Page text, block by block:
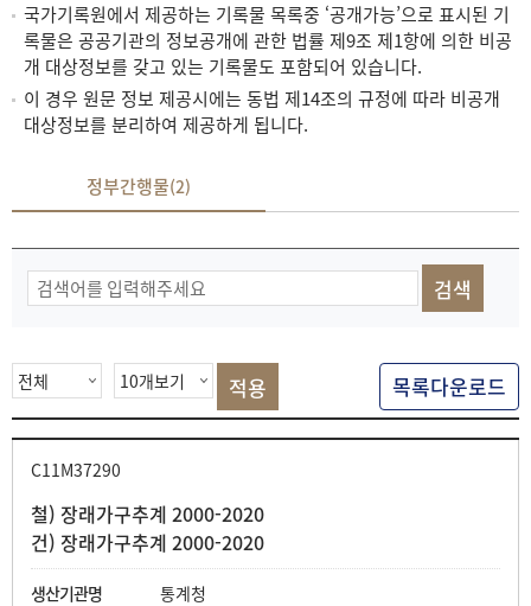
국가기록원에서 제공하는 기록물 목록중 ‘공개가능’으로 표시된 기
록물은 공공기관의 정보공개에 관한 법률 제9조 제1항에 의한 비공
개 대상정보를 갖고 있는 기록물도 포함되어 있습니다.
이 경우 원문 정보 제공시에는 동법 제14조의 규정에 따라 비공개
대상정보를 분리하여 제공하게 됩니다.
정부간행물(2)
물
색
목록다운로드
C11M37290
철) 장래가구추계 2000-2020
건) 장래가구추계 2000-2020
통계청